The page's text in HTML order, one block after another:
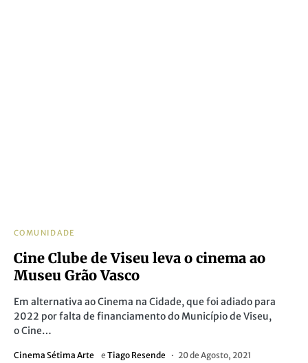
COMUNIDADE
Cine Clube de Viseu leva o cinema ao
Museu Grão Vasco
Em alternativa ao Cinema na Cidade, que foi adiado para
2022 por falta de financiamento do Município de Viseu,
o Cine…
Cinema Sétima Arte e Tiago Resende 20 de Agosto, 2021